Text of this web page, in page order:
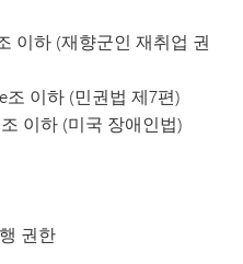
이하 (재향군인 재취업 권
조 이하 (민권법 제7편)
이하 (미국 장애인법)
권한